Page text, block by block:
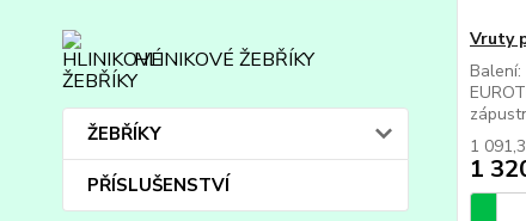
HLINIKOVÉ ŽEBŘÍKY
ŽEBŘÍKY
PŘÍSLUŠENSTVÍ
Vruty
1
1